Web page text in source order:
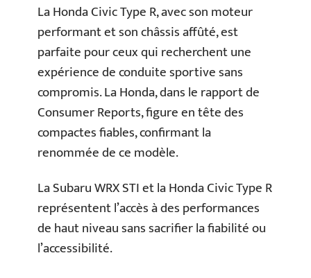
La Honda Civic Type R, avec son moteur
performant et son châssis affûté, est
parfaite pour ceux qui recherchent une
expérience de conduite sportive sans
compromis. La Honda, dans le rapport de
Consumer Reports, figure en tête des
compactes fiables, confirmant la
renommée de ce modèle.
La Subaru WRX STI et la Honda Civic Type R
représentent l’accès à des performances
de haut niveau sans sacrifier la fiabilité ou
l’accessibilité.